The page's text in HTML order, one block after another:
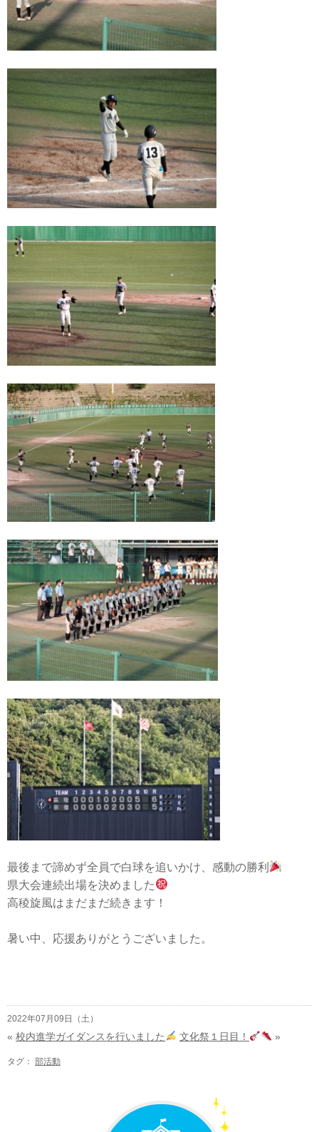
最後まで諦めず全員で白球を追いかけ、感動の勝利
県大会連続出場を決めました
高稜旋風はまだまだ続きます！
暑い中、応援ありがとうございました。
2022年07月09日（土）
« 校内進学ガイダンスを行いました 文化祭１日目！ »
タグ： 部活動